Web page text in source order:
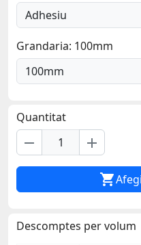
Grandaria: 100mm
Quantitat
remove add

Descomptes per volum